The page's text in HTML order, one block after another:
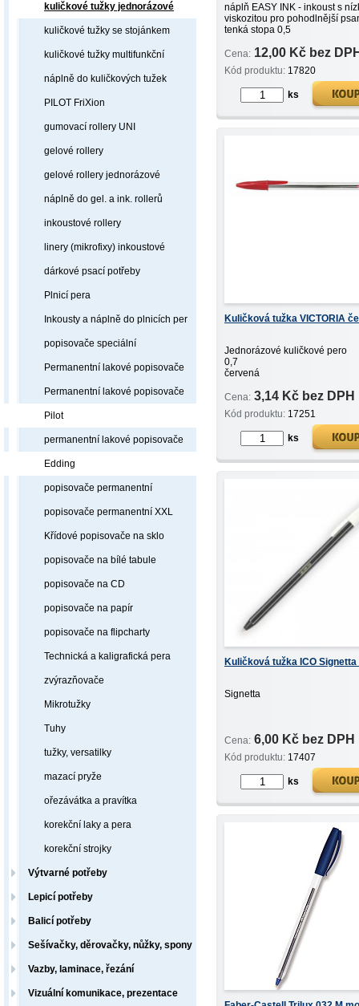
náplň EASY INK - inkoust s
viskozitou pro pohodlnější
tenká stopa 0,5
Cena: 12,00 Kč bez
Kód produktu: 17820
ks
Kuličková tužka VICTORIA
Jednorázové kuličkové pero
0,7
červená
Cena: 3,14 Kč bez DPH
Kód produktu: 17251
ks
Kuličková tužka ICO
Signetta
Cena: 6,00 Kč bez DPH
Kód produktu: 17407
ks
kuličkové tužky jednorázové
kuličkové tužky se stojánkem
kuličkové tužky multifunkční
náplně do kuličkových tužek
PILOT FriXion
gumovací rollery UNI
gelové rollery
gelové rollery jednorázové
náplně do gel. a ink. rollerů
inkoustové rollery
linery (mikrofixy) inkoustové
dárkové psací potřeby
Plnicí pera
Inkousty a náplně do plnicích per
popisovače speciální
Permanentní lakové popisovače
Permanentní lakové popisovače
Pilot
permanentní lakové popisovače
Edding
popisovače permanentní
popisovače permanentní XXL
Křídové popisovače na sklo
popisovače na bílé tabule
popisovače na CD
popisovače na papír
popisovače na flipcharty
Technická a kaligrafická pera
zvýrazňovače
Mikrotužky
Tuhy
tužky, versatilky
mazací pryže
ořezávátka a pravítka
korekční laky a pera
korekční strojky
Výtvarné potřeby
Lepicí potřeby
Balicí potřeby
Sešívačky, děrovačky, nůžky, spony
Vazby, laminace, řezání
Vizuální komunikace, prezentace